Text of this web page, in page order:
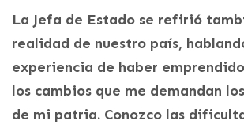
La Jefa de Estado se refirió
realidad de nuestro país,
experiencia de haber
los cambios que me demandan
de mi patria. Conozco las